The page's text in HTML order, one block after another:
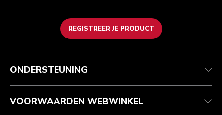
REGISTREER JE PRODUCT
Health check
Je bestelling volgen
Garantie en documenten
Recupel
Algemene voorwaarden
Retournering en terugbetaling
Imprint
ODR
Het merk
Zoek een winkel
ONDERSTEUNING
VOORWAARDEN WEBWINKEL